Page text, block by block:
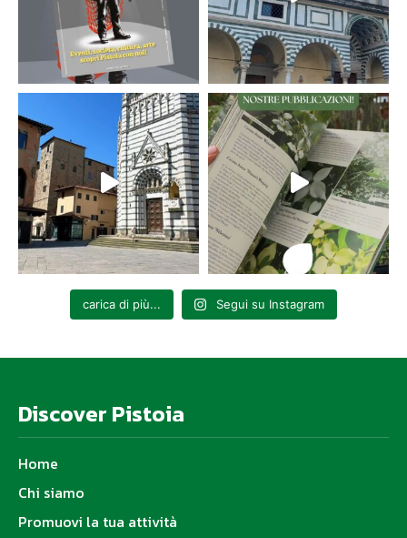
carica di più... Segui su Instagram
Discover Pistoia
Home
Chi siamo
Promuovi la tua attività